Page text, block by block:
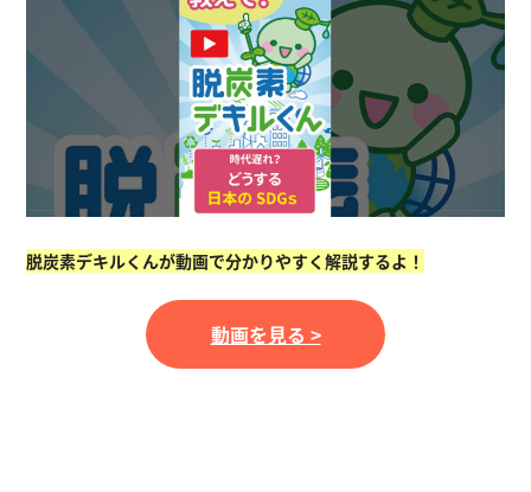
脱炭素デキルくんが動画で分かりやすく解説するよ！
動画を見る >